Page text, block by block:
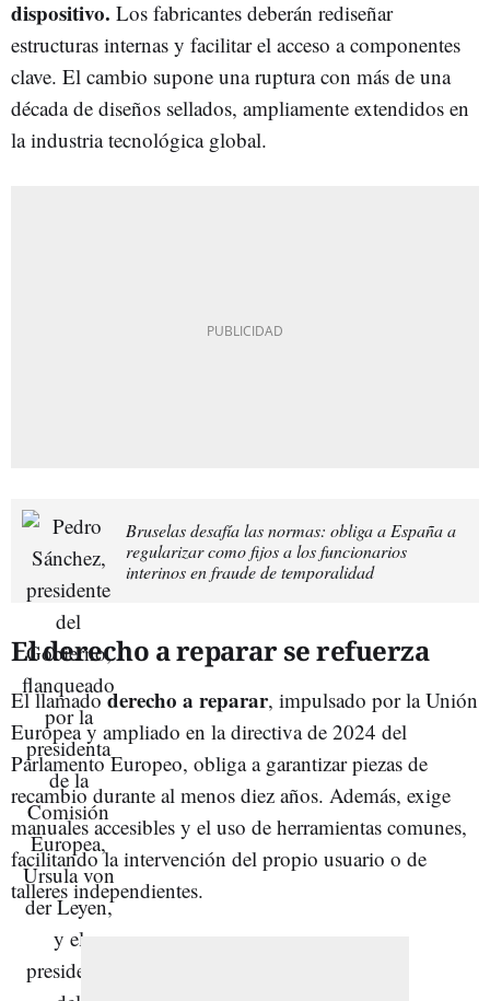
dispositivo. Los fabricantes deberán rediseñar
estructuras internas y facilitar el acceso a componentes
clave. El cambio supone una ruptura con más de una
década de diseños sellados, ampliamente extendidos en
la industria tecnológica global.
Bruselas desafía las normas: obliga a España a
regularizar como fijos a los funcionarios
interinos en fraude de temporalidad
El derecho a reparar se refuerza
El llamadoderecho a reparar, impulsado por la Unión
Europea y ampliado en la directiva de 2024 del
Parlamento Europeo, obliga a garantizar piezas de
recambio durante al menos diez años. Además, exige
manuales accesibles y el uso de herramientas comunes,
facilitando la intervención del propio usuario o de
talleres independientes.